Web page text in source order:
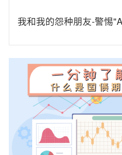
我和我的怨种朋友-警惕